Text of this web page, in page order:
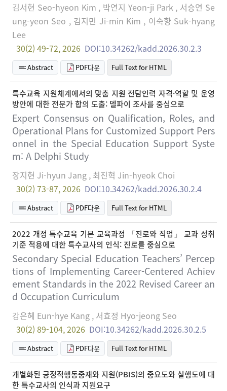
김서현 Seo-hyeon Kim , 박연지 Yeon-ji Park , 서승연 Se
ung-yeon Seo , 김지민 Ji-min Kim , 이숙향 Suk-hyang
Lee
30(2) 49-72, 2026 DOI:10.34262/kadd.2026.30.2.3
Abstract PDF다운 Full Text for HTML
특수교육 지원체계에서의 맞춤 지원 전담인력 자격·역할 및 운영
방안에 대한 전문가 합의 도출: 델파이 조사를 중심으로
Expert Consensus on Qualification, Roles, and
Operational Plans for Customized Support Pers
onnel in the Special Education Support Syste
m: A Delphi Study
장지현 Ji-hyun Jang , 최진혁 Jin-hyeok Choi
30(2) 73-87, 2026 DOI:10.34262/kadd.2026.30.2.4
Abstract PDF다운 Full Text for HTML
2022 개정 특수교육 기본 교육과정 「진로와 직업」 교과 성취
기준 적용에 대한 특수교사의 인식: 진로를 중심으로
Secondary Special Education Teachers’ Percep
tions of Implementing Career-Centered Achiev
ement Standards in the 2022 Revised Career an
d Occupation Curriculum
강은혜 Eun-hye Kang , 서효정 Hyo-jeong Seo
30(2) 89-104, 2026 DOI:10.34262/kadd.2026.30.2.5
Abstract PDF다운 Full Text for HTML
개별화된 긍정적행동중재와 지원(PBIS)의 중요도와 실행도에 대
한 특수교사의 인식과 지원요구